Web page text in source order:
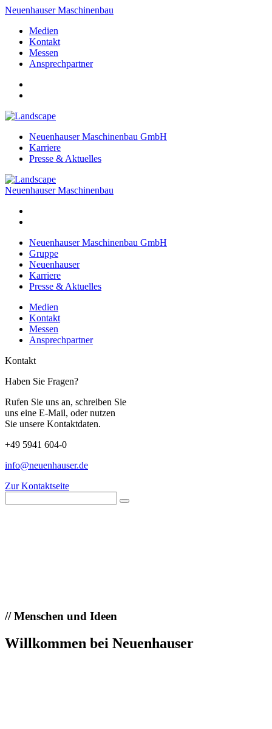
Neuenhauser Maschinenbau
Medien
Kontakt
Messen
Ansprechpartner
Neuenhauser Maschinenbau GmbH
Karriere
Presse & Aktuelles
Neuenhauser Maschinenbau
Neuenhauser Maschinenbau GmbH
Gruppe
Neuenhauser
Karriere
Presse & Aktuelles
Medien
Kontakt
Messen
Ansprechpartner
Kontakt
Haben Sie Fragen?
Rufen Sie uns an, schreiben Sie
uns eine E-Mail, oder nutzen
Sie unsere Kontaktdaten.
+49 5941 604-0
info@neuenhauser.de
Zur Kontaktseite
//Menschen und Ideen
Willkommen bei Neuenhauser